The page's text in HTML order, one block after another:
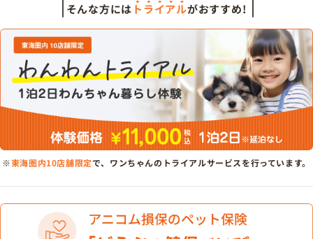
そんな方には トライアルがおすすめ!
※東海圏内10店舗限定で、ワンちゃんのトライアルサービスを行っています。